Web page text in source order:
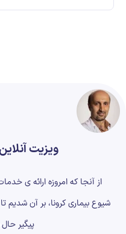
ویزیت
از آنجا که امروزه ارائه ی
شیوع بیماری کرونا، بر آن شدیم
پیگیر